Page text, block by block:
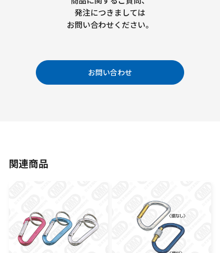
発注につきましては
お問い合わせください。
お問い合わせ
関連商品